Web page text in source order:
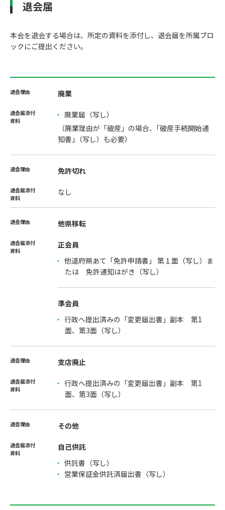
退会届
本会を退会する場合は、所定の資料を添付し、退会届を所属ブロ
ックにご提出ください。
廃業
廃業届（写し）
（廃業理由が「破産」の場合、｢破産手続開始通
知書｣（写し）も必要）
免許切れ
なし
他県移転
正会員
他道府県あて「免許申請書」 第１面（写し）ま
たは 免許通知はがき（写し）
準会員
行政へ提出済みの「変更届出書」副本 第1
面、第3面（写し）
支店廃止
行政へ提出済みの「変更届出書」副本 第1
面、第3面（写し）
その他
自己供託
供託書（写し）
営業保証金供託済届出書（写し）